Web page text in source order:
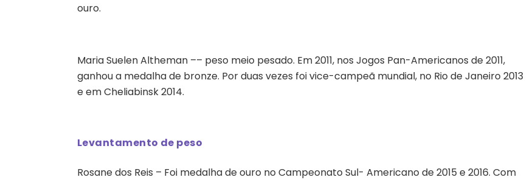
ouro.
Maria Suelen Altheman –– peso meio pesado. Em 2011, nos Jogos Pan-Americanos de 2011,
ganhou a medalha de bronze. Por duas vezes foi vice-campeã mundial, no Rio de Janeiro 2013
e em Cheliabinsk 2014.
Levantamento de peso
Rosane dos Reis – Foi medalha de ouro no Campeonato Sul- Americano de 2015 e 2016. Com